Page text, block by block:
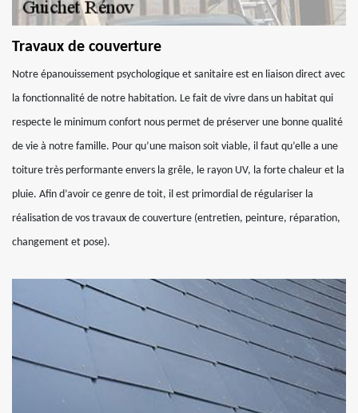
Travaux de couverture
Notre épanouissement psychologique et sanitaire est en liaison direct avec
la fonctionnalité de notre habitation. Le fait de vivre dans un habitat qui
respecte le minimum confort nous permet de préserver une bonne qualité
de vie à notre famille. Pour qu’une maison soit viable, il faut qu’elle a une
toiture très performante envers la grêle, le rayon UV, la forte chaleur et la
pluie. Afin d’avoir ce genre de toit, il est primordial de régulariser la
réalisation de vos travaux de couverture (entretien, peinture, réparation,
changement et pose).